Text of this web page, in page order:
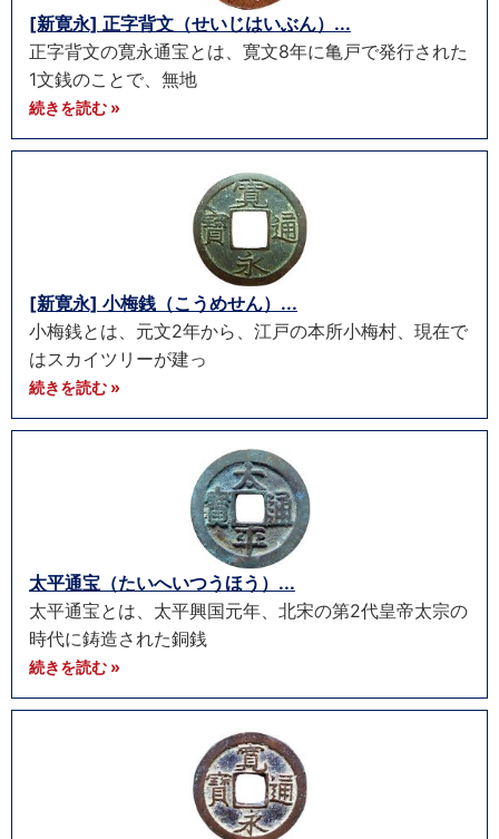
[新寛永] 正字背文（せいじはいぶん）...
正字背文の寛永通宝とは、寛文8年に亀戸で発行された
1文銭のことで、無地
続きを読む »
[新寛永] 小梅銭（こうめせん）...
小梅銭とは、元文2年から、江戸の本所小梅村、現在で
はスカイツリーが建っ
続きを読む »
太平通宝（たいへいつうほう）...
太平通宝とは、太平興国元年、北宋の第2代皇帝太宗の
時代に鋳造された銅銭
続きを読む »